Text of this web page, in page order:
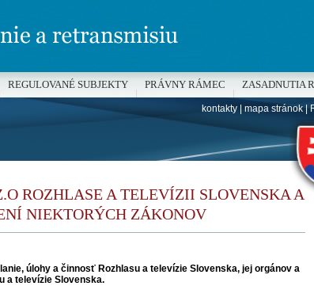
ROZHLASE A TELEVÍZII SLOVENSKA A
NIEKTORÝCH ZÁKONOV
úlohy a činnosť Rozhlasu a televízie Slovenska, jej orgánov a
a televízie Slovenska.
REGULOVANÉ SUBJEKTY PRÁVNY RÁMEC ZASADNUTIA
kontakty| mapa stránok|